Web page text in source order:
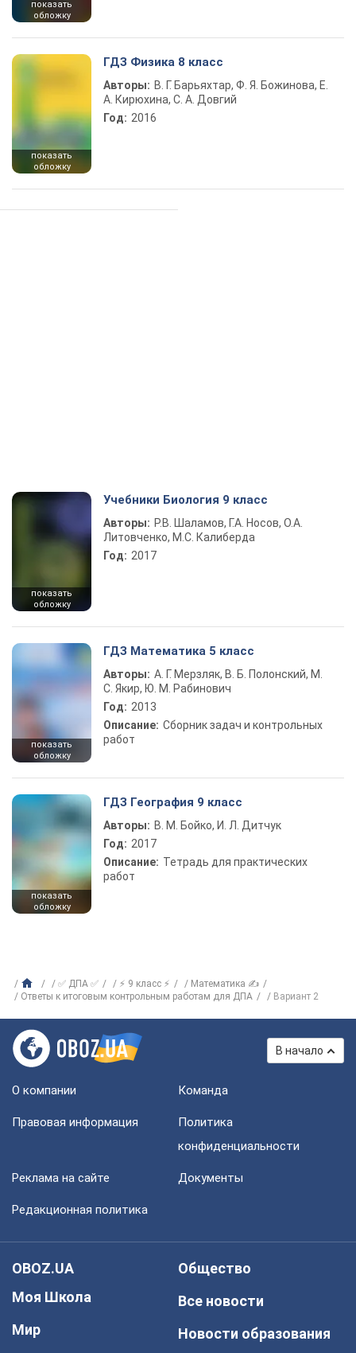
показать
обложку
показать
обложку
ГДЗ Физика 8 класс
Авторы: В. Г. Барьяхтар, Ф. Я. Божинова, Е.
А. Кирюхина, С. А. Довгий
Год: 2016
показать
обложку
Учебники Биология 9 класс
Авторы: Р.В. Шаламов, Г.А. Носов, О.А.
Литовченко, М.С. Калиберда
Год: 2017
показать
обложку
ГДЗ Математика 5 класс
Авторы: А. Г. Мерзляк, В. Б. Полонский, М.
С. Якир, Ю. М. Рабинович
Год: 2013
Описание: Сборник задач и контрольных
работ
показать
обложку
ГДЗ География 9 класс
Авторы: В. М. Бойко, И. Л. Дитчук
Год: 2017
Описание: Тетрадь для практических
работ
✅ ДПА ✅ ⚡ 9 класс ⚡
Математика ✍
Ответы к итоговым контрольным работам для ДПА
Вариант 2
В начало
О компании Команда
Правовая информация
Политика
конфиденциальности
Реклама на сайте Документы
Редакционная политика
OBOZ.UA
Моя Школа
Мир
Общество
Все новости
Новости образования